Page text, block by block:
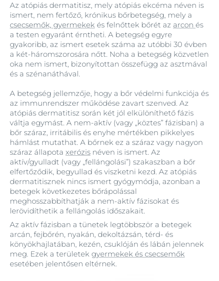
Az atópiás dermatitisz, mely atópiás ekcéma néven is
ismert, nem fertőző, krónikus bőrbetegség, mely a
csecsemők, gyermekek és felnőttek bőrét az arcon és
a testen egyaránt érntheti. A betegség egyre
gyakoribb, az ismert esetek száma az utóbbi 30 évben
a két-háromszorosára nőtt. Noha a betegség közvetlen
oka nem ismert, bizonyítottan összefügg az asztmával
és a szénanáthával.
A betegség jellemzője, hogy a bőr védelmi funkciója és
az immunrendszer működése zavart szenved. Az
atópiás dermatitisz során két jól elkülöníthető fázis
váltja egymást. A nem-aktív (vagy „köztes” fázisban) a
bőr száraz, irritábilis és enyhe mértékben pikkelyes
hámlást mutathat. A bőrnek ez a száraz vagy nagyon
száraz állapota xerózis néven is ismert. Az
aktív/gyulladt (vagy „fellángolási”) szakaszban a bőr
elfertőződik, begyullad és viszketni kezd. Az atópiás
dermatitisznek nincs ismert gyógymódja, azonban a
betegek következetes bőrápolással
meghosszabbíthatják a nem-aktív fázisokat és
lerövidíthetik a fellángolás időszakait.
Az aktív fázisban a tünetek legtöbbször a betegek
arcán, fejbőrén, nyakán, dekoltázsán, térd- és
könyökhajlatában, kezén, csuklóján és lábán jelennek
meg. Ezek a területek gyermekek és csecsemők
esetében jelentősen eltérnek.